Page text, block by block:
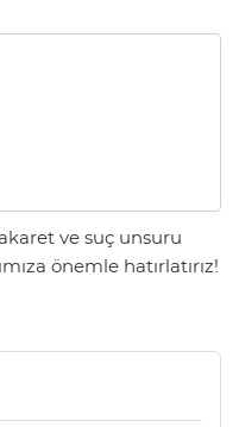
ve suç unsuru
önemle hatırlatırız!